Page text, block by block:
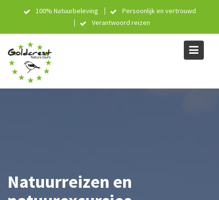
100% Natuurbeleving
Persoonlijk en vertrouwd
Verantwoord reizen
Natuurreizen en